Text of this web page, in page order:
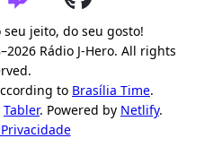
seu jeito, do seu gosto!
Rádio J-Hero. All rights
to Brasília Time.
Tabler. Powered by Netlify.